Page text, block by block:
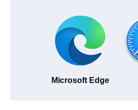
Microsoft Edge